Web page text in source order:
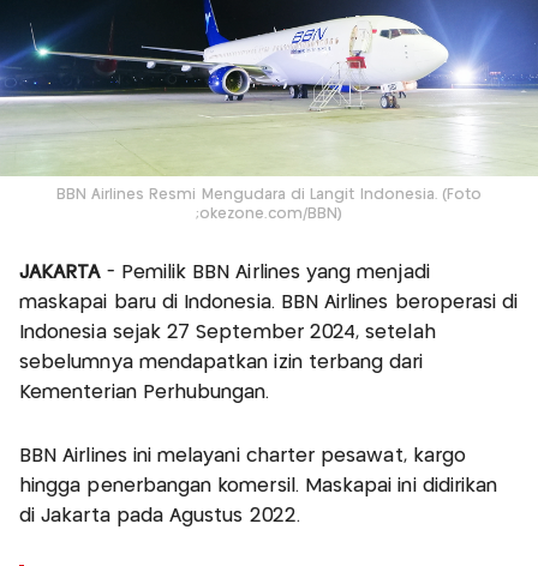
BBN Airlines Resmi Mengudara di Langit Indonesia. (Foto
;okezone.com/BBN)
JAKARTA - Pemilik BBN Airlines yang menjadi
maskapai baru di Indonesia. BBN Airlines beroperasi di
Indonesia sejak 27 September 2024, setelah
sebelumnya mendapatkan izin terbang dari
Kementerian Perhubungan.
BBN Airlines ini melayani charter pesawat, kargo
hingga penerbangan komersil. Maskapai ini didirikan
di Jakarta pada Agustus 2022.